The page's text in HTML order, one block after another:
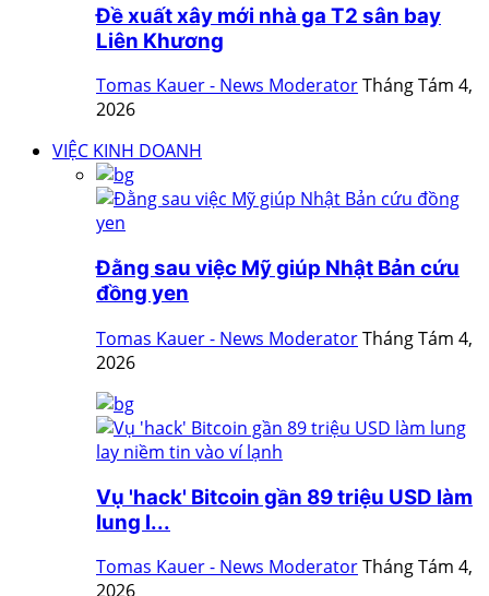
Đề xuất xây mới nhà ga T2 sân bay
Liên Khương
Tomas Kauer - News ModeratorTháng Tám 4,
2026
VIỆC KINH DOANH
Đằng sau việc Mỹ giúp Nhật Bản cứu
đồng yen
Tomas Kauer - News ModeratorTháng Tám 4,
2026
Vụ 'hack' Bitcoin gần 89 triệu USD làm
lung l...
Tomas Kauer - News ModeratorTháng Tám 4,
2026